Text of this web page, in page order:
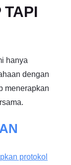
TAPI
hanya
dengan
menerapkan
protokol